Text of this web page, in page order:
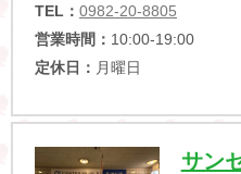
TEL： 0982-20-8805
営業時間： 10:00-19:00
定休日： 月曜日
サン